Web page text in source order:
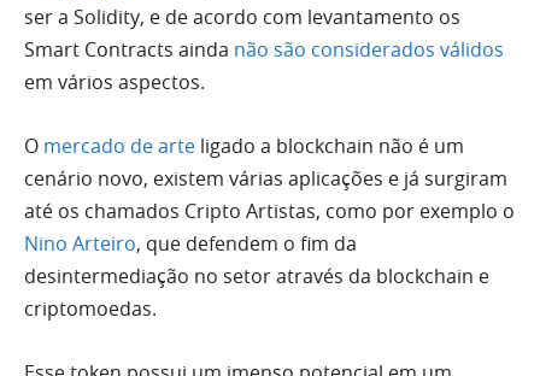
ser a Solidity, e de acordo com levantamento os
Smart Contracts ainda não são considerados válidos
em vários aspectos.
O mercado de arte ligado a blockchain não é um
cenário novo, existem várias aplicações e já surgiram
até os chamados Cripto Artistas, como por exemplo o
Nino Arteiro, que defendem o fim da
desintermediação no setor através da blockchain e
criptomoedas.